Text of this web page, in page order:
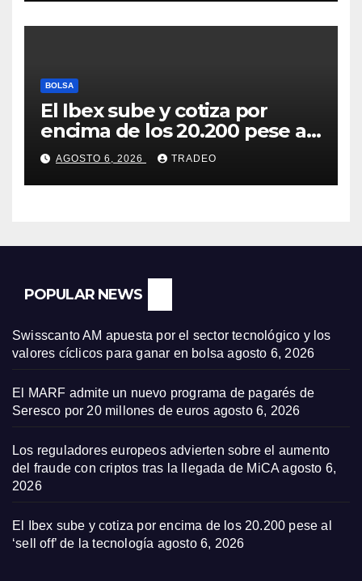
BOLSA
El Ibex sube y cotiza por
encima de los 20.200 pese al
‘sell off’ de la tecnología
AGOSTO 6, 2026 TRADEO
POPULAR NEWS
Swisscanto AM apuesta por el sector tecnológico y los
valores cíclicos para ganar en bolsa agosto 6, 2026
El MARF admite un nuevo programa de pagarés de
Seresco por 20 millones de euros agosto 6, 2026
Los reguladores europeos advierten sobre el aumento
del fraude con criptos tras la llegada de MiCA agosto 6,
2026
El Ibex sube y cotiza por encima de los 20.200 pese al
‘sell off’ de la tecnología agosto 6, 2026